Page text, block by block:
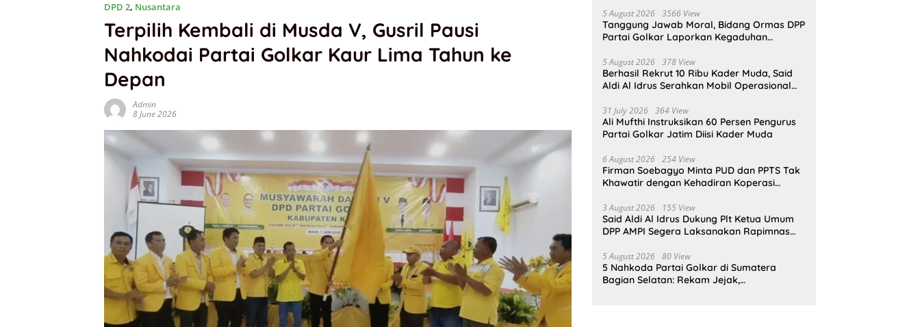
DPD 2, Nusantara
Terpilih Kembali di Musda V, Gusril Pausi
Nahkodai Partai Golkar Kaur Lima Tahun ke
Depan
Admin
8 June 2026
5 August 2026 3566 View
Tanggung Jawab Moral, Bidang Ormas DPP
Partai Golkar Laporkan Kegaduhan
5 August 2026 378 View
Berhasil Rekrut 10 Ribu Kader Muda, Said
Aldi Al Idrus Serahkan Mobil Operasional
31 July 2026 364 View
Ali Mufthi Instruksikan 60 Persen Pengurus
Partai Golkar Jatim Diisi Kader Muda
6 August 2026 254 View
Firman Soebagyo Minta PUD dan PPTS Tak
Khawatir dengan Kehadiran Koperasi
3 August 2026 155 View
Said Aldi Al Idrus Dukung Plt Ketua Umum
DPP AMPI Segera Laksanakan Rapimnas
5 August 2026 80 View
5 Nahkoda Partai Golkar di Sumatera
Bagian Selatan: Rekam Jejak,